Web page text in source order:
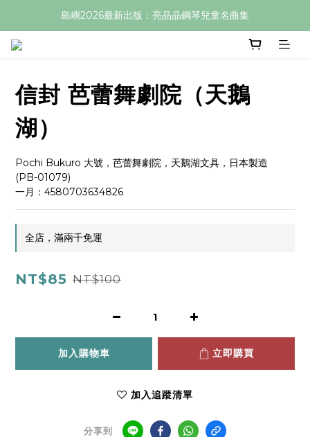
島嶼2026最新出版：亮晶晶鋼琴兒童名曲集
信封 芭蕾舞劇院（天鵝
湖）
Pochi Bukuro 大號，芭蕾舞劇院，天鵝湖文具，日本製造
(PB-01079)
一月：4580703634826
全店，滿兩千免運
NT$85 NT$100
加入購物車 立即購買
加入追蹤清單
分享到